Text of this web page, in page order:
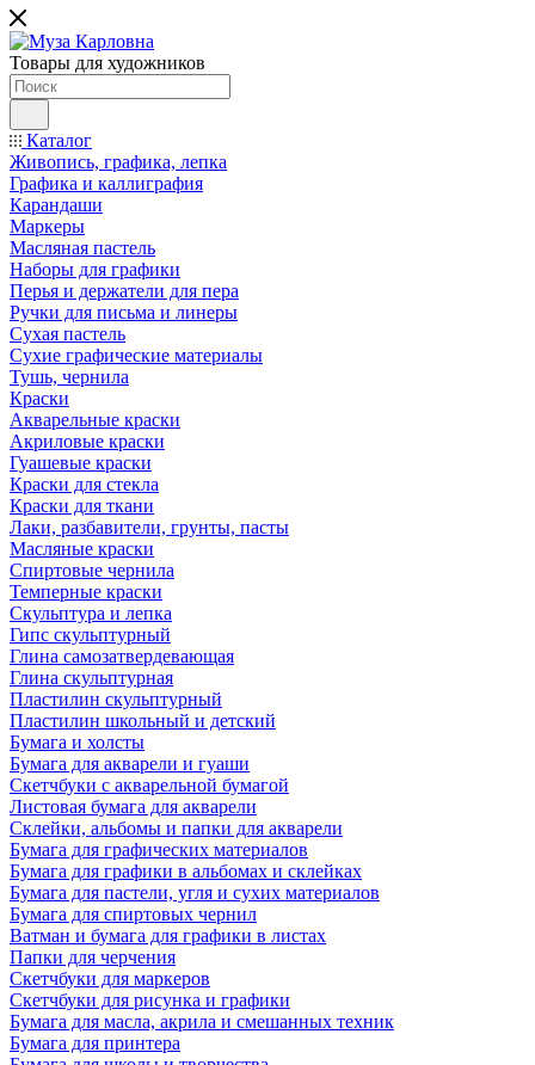
Товары для художников
Каталог
Живопись, графика, лепка
Графика и каллиграфия
Карандаши
Маркеры
Масляная пастель
Наборы для графики
Перья и держатели для пера
Ручки для письма и линеры
Сухая пастель
Сухие графические материалы
Тушь, чернила
Краски
Акварельные краски
Акриловые краски
Гуашевые краски
Краски для стекла
Краски для ткани
Лаки, разбавители, грунты, пасты
Масляные краски
Спиртовые чернила
Темперные краски
Скульптура и лепка
Гипс скульптурный
Глина самозатвердевающая
Глина скульптурная
Пластилин скульптурный
Пластилин школьный и детский
Бумага и холсты
Бумага для акварели и гуаши
Скетчбуки с акварельной бумагой
Листовая бумага для акварели
Склейки, альбомы и папки для акварели
Бумага для графических материалов
Бумага для графики в альбомах и склейках
Бумага для пастели, угля и сухих материалов
Бумага для спиртовых чернил
Ватман и бумага для графики в листах
Папки для черчения
Скетчбуки для маркеров
Скетчбуки для рисунка и графики
Бумага для масла, акрила и смешанных техник
Бумага для принтера